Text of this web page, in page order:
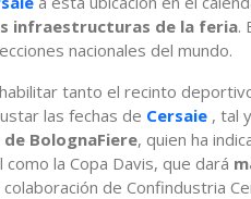
infraestructuras de la feria.
nacionales del mundo.
tanto el recinto
las fechas de Cersaie , tal
BolognaFiere, quien ha
como la Copa Davis, que dará
de Confindustria